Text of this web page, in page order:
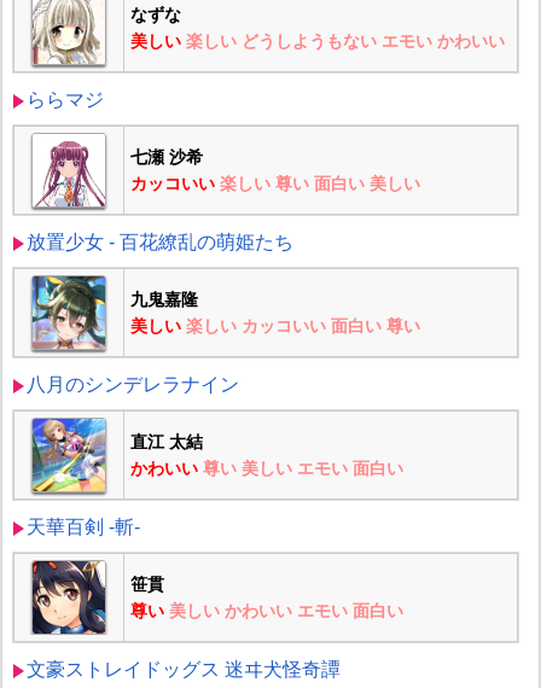
なずな
美しい 楽しい どうしようもない エモい かわいい
ららマジ
七瀬 沙希
カッコいい 楽しい 尊い 面白い 美しい
放置少女 - 百花繚乱の萌姫たち
九鬼嘉隆
美しい 楽しい カッコいい 面白い 尊い
八月のシンデレラナイン
直江 太結
かわいい 尊い 美しい エモい 面白い
天華百剣 -斬-
笹貫
尊い 美しい かわいい エモい 面白い
文豪ストレイドッグス 迷ヰ犬怪奇譚